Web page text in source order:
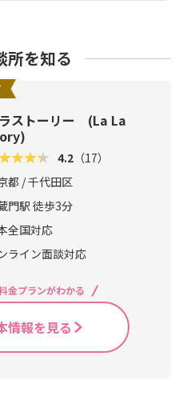
所を知る
ストーリー (La La
4.2 （17）
都 / 千代田区
門駅 徒歩3分
全国対応
ライン面談対応
金プランがわかる
情報を見る